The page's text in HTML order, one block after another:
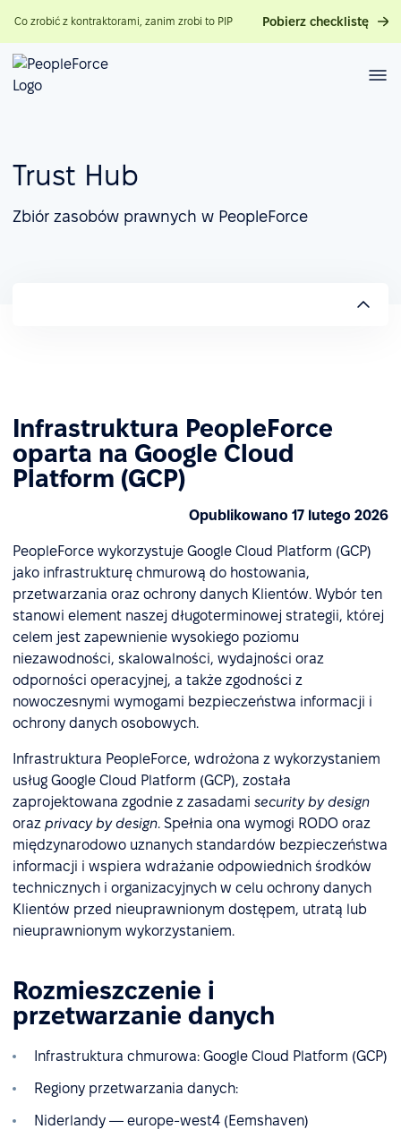
Co zrobić z kontraktorami, zanim zrobi to PIP Pobierz checklistę
Trust Hub
Zbiór zasobów prawnych w PeopleForce
Infrastruktura PeopleForce
oparta na Google Cloud
Platform (GCP)
Opublikowano 17 lutego 2026
PeopleForce wykorzystuje Google Cloud Platform (GCP)
jako infrastrukturę chmurową do hostowania,
przetwarzania oraz ochrony danych Klientów. Wybór ten
stanowi element naszej długoterminowej strategii, której
celem jest zapewnienie wysokiego poziomu
niezawodności, skalowalności, wydajności oraz
odporności operacyjnej, a także zgodności z
nowoczesnymi wymogami bezpieczeństwa informacji i
ochrony danych osobowych.
Infrastruktura PeopleForce, wdrożona z wykorzystaniem
usług Google Cloud Platform (GCP), została
zaprojektowana zgodnie z zasadami security by design
oraz privacy by design. Spełnia ona wymogi RODO oraz
międzynarodowo uznanych standardów bezpieczeństwa
informacji i wspiera wdrażanie odpowiednich środków
technicznych i organizacyjnych w celu ochrony danych
Klientów przed nieuprawnionym dostępem, utratą lub
nieuprawnionym wykorzystaniem.
Rozmieszczenie i
przetwarzanie danych
Infrastruktura chmurowa: Google Cloud Platform (GCP)
Regiony przetwarzania danych:
Niderlandy — europe-west4 (Eemshaven)